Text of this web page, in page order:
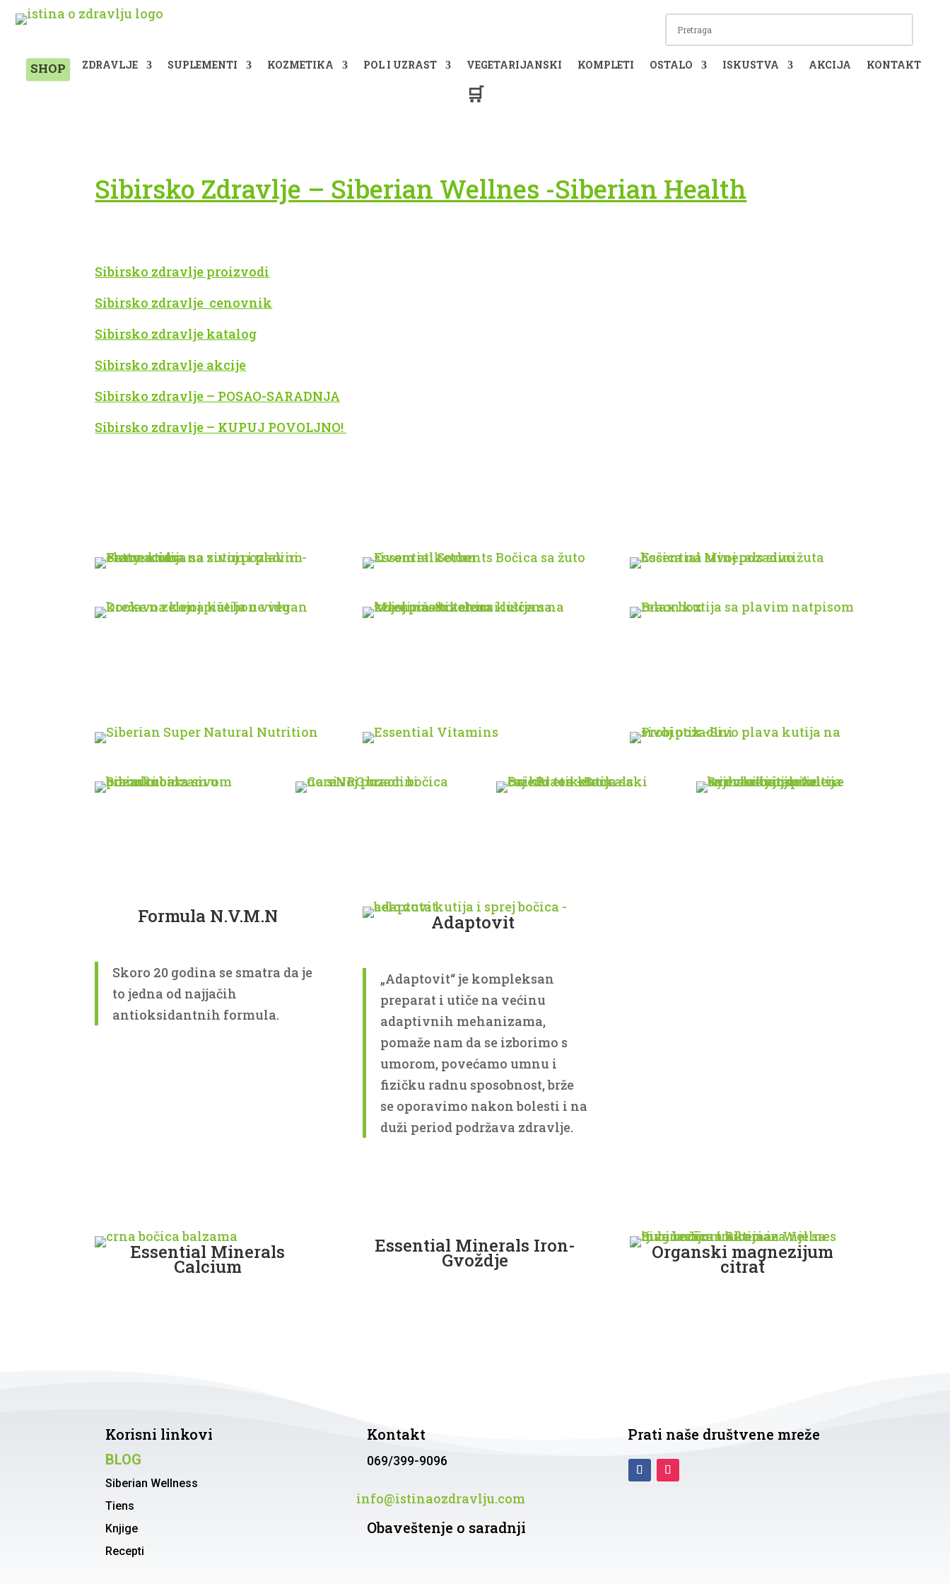
SHOP ZDRAVLJE SUPLEMENTI KOZMETIKA POL I UZRAST VEGETARIJANSKI KOMPLETI OSTALO ISKUSTVA AKCIJA KONTAKT
🛒
Sibirsko Zdravlje – Siberian Wellnes -Siberian Health
Sibirsko zdravlje proizvodi
Sibirsko zdravlje cenovnik
Sibirsko zdravlje katalog
Sibirsko zdravlje akcije
Sibirsko zdravlje – POSAO-SARADNJA
Sibirsko zdravlje – KUPUJ POVOLJNO!
Formula N.V.M.N
Skoro 20 godina se smatra da je
to jedna od najjačih
antioksidantnih formula.
Adaptovit
„Adaptovit“ je kompleksan
preparat i utiče na većinu
adaptivnih mehanizama,
pomaže nam da se izborimo s
umorom, povećamo umnu i
fizičku radnu sposobnost, brže
se oporavimo nakon bolesti i na
duži period podržava zdravlje.
Essential Minerals
Calcium
Essential Minerals Iron-
Gvoždje Organski magnezijum
citrat
Korisni linkovi
BLOG
Siberian Wellness
Tiens
Knjige
Recepti
Kontakt
069/399-9096
info@istinaozdravlju.com
Obaveštenje o saradnji
Prati naše društvene mreže